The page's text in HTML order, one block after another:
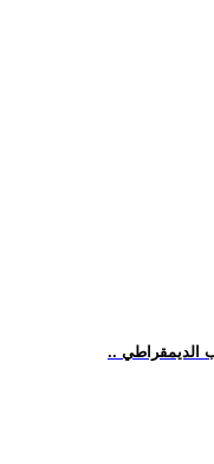
الديمقراطي